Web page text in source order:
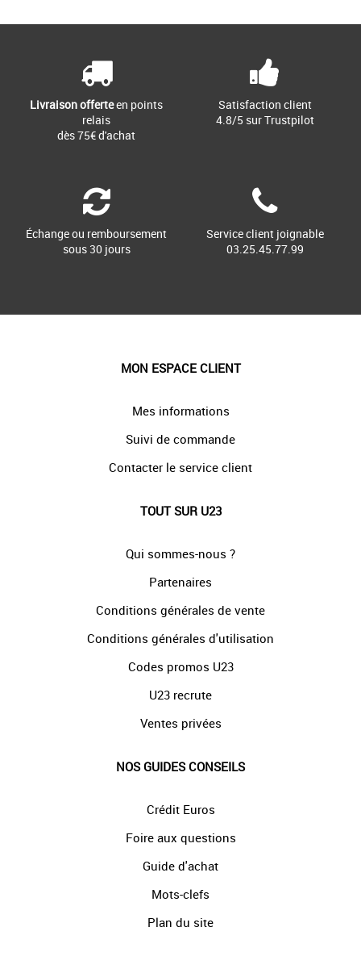
Livraison offerteen points
relais
dès 75€ d'achat
Satisfaction client
4.8/5 sur Trustpilot
Échange ou remboursement
sous 30 jours
Service client joignable
03.25.45.77.99
MON ESPACE CLIENT
Mes informations
Suivi de commande
Contacter le service client
TOUT SUR U23
Qui sommes-nous ?
Partenaires
Conditions générales de vente
Conditions générales d'utilisation
Codes promos U23
U23 recrute
Ventes privées
NOS GUIDES CONSEILS
Crédit Euros
Foire aux questions
Guide d'achat
Mots-clefs
Plan du site